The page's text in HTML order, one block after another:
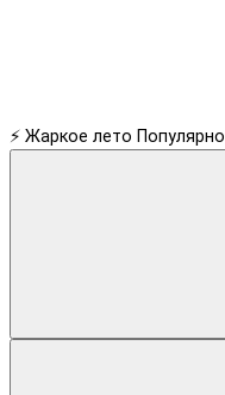
⚡ Жаркое лето Популярно